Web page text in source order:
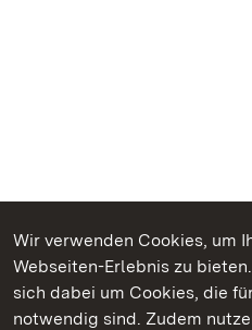
Wir verwenden Cookies, um
Webseiten-Erlebnis zu
sich dabei um Cookies, die
notwendig sind. Zudem
Kommen. Staunen.